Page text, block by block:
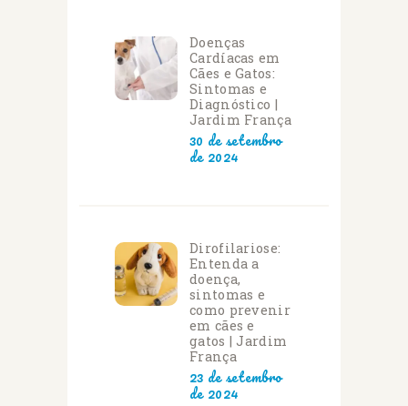
Doenças
Cardíacas em
Cães e Gatos:
Sintomas e
Diagnóstico |
Jardim França
30 de setembro
de 2024
Dirofilariose:
Entenda a
doença,
sintomas e
como prevenir
em cães e
gatos | Jardim
França
23 de setembro
de 2024